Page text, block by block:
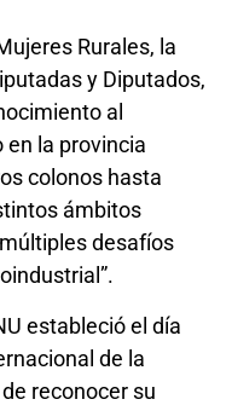
Rurales, la
y Diputados,
al
en la provincia
colonos hasta
ámbitos
desafíos
estableció el día
de la
reconocer su